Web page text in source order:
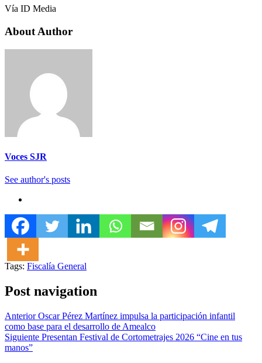
Vía ID Media
About Author
Voces SJR
See author's posts
Tags: Fiscalía General
Post navigation
AnteriorOscar Pérez Martínez impulsa la participación infantil
como base para el desarrollo de Amealco
Siguiente Presentan Festival de Cortometrajes 2026 “Cine en tus
manos”